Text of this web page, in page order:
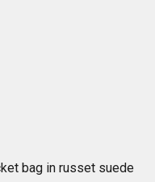
bag in russet suede